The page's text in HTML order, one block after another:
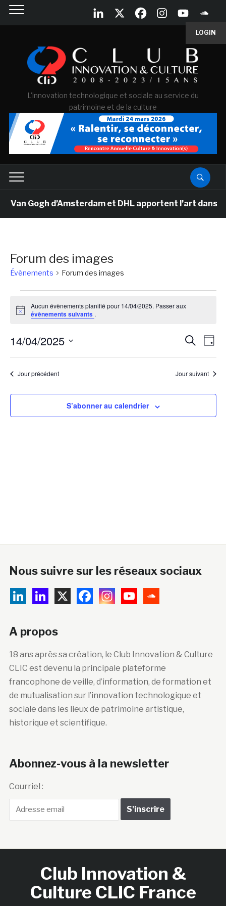
LOGIN
L'innovation technologique et sociale au service du
patrimoine et de la culture
Van Gogh d’Amsterdam et DHL apportent l’art dans
Forum des images
Évènements Forum des images
for
Notice
Aucun évènements planifié pour 14/04/2025. Passer aux
évènements suivants .
et
de
Jour
14/04/2025
Sélectionnez
uneJour précédent Jour suivant
S’abonner au calendrier
Nous suivre sur les réseaux sociaux
A propos
18 ans après sa création, le Club Innovation & Culture
CLIC est devenu la principale plateforme
francophone de veille, d’information, de formation et
de mutualisation sur l’innovation technologique et
sociale dans les lieux de patrimoine artistique,
historique et scientifique.
Abonnez-vous à la newsletter
Courriel :
Club Innovation &
Culture CLIC France